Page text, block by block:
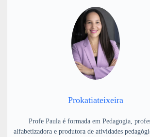
Prokatiateixeira
Profe Paula é formada em Pedagogia,
alfabetizadora e produtora de atividades